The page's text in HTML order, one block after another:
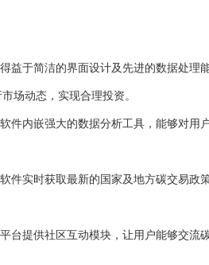
益于简洁的界面设计及先进的数据处
场动态，实现合理投资。
件内嵌强大的数据分析工具，能够对
件实时获取最新的国家及地方碳交易
台提供社区互动模块，让用户能够交流